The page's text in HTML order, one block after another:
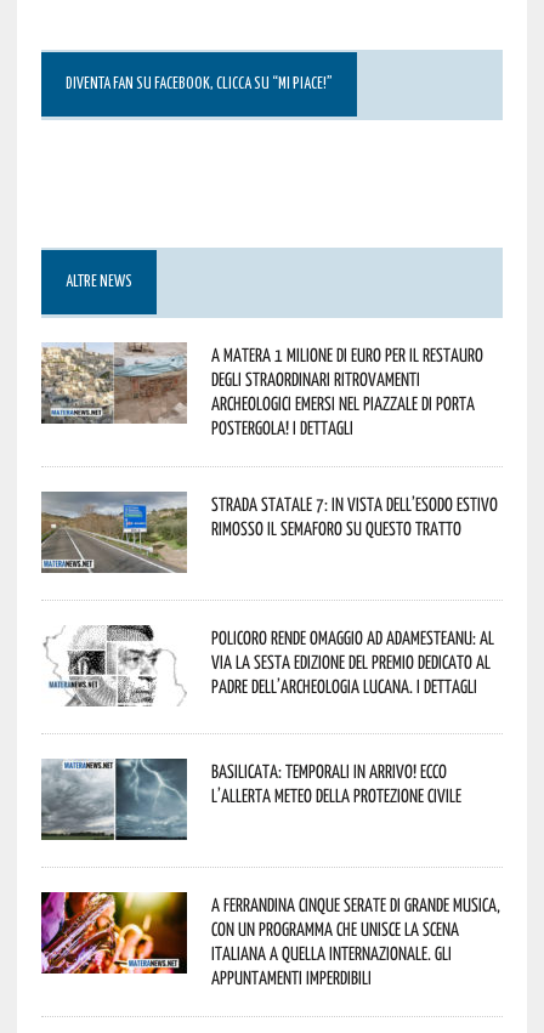
DIVENTA FAN SU FACEBOOK, CLICCA SU “MI PIACE!”
ALTRE NEWS
A Matera 1 milione di euro per il restauro
degli straordinari ritrovamenti
archeologici emersi nel piazzale di Porta
Postergola! I dettagli
Strada statale 7: in vista dell’esodo estivo
rimosso il semaforo su questo tratto
Policoro rende omaggio ad Adamesteanu: al
via la sesta edizione del Premio dedicato al
padre dell’archeologia lucana. I dettagli
Basilicata: temporali in arrivo! Ecco
l’allerta meteo della Protezione civile
A Ferrandina cinque serate di grande musica,
con un programma che unisce la scena
italiana a quella internazionale. Gli
appuntamenti imperdibili